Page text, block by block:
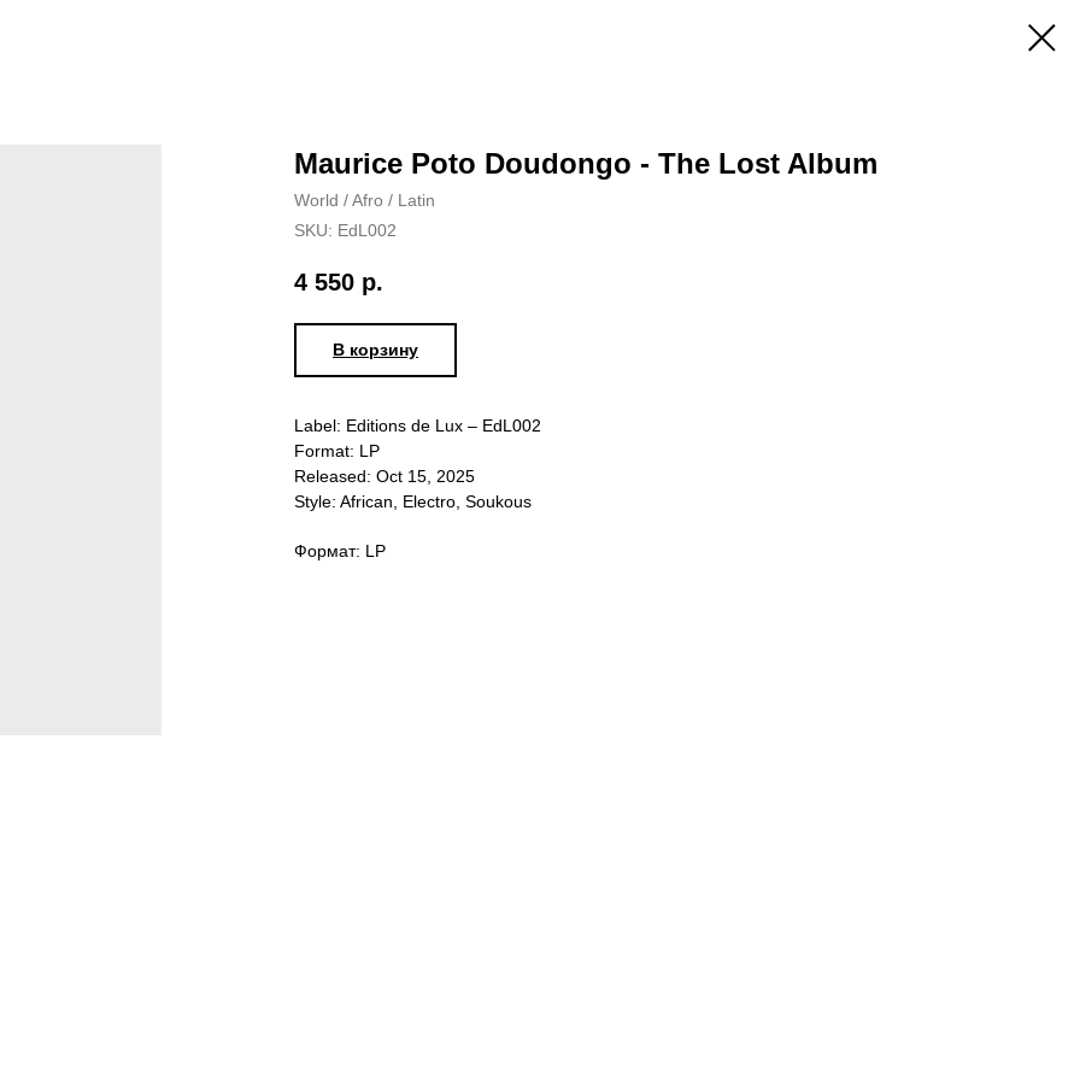
Maurice Poto Doudongo - The Lost Album
World / Afro / Latin
SKU: EdL002
4 550 р.
В корзину
Label: Editions de Lux – EdL002
Format: LP
Released: Oct 15, 2025
Style: African, Electro, Soukous
Формат: LP